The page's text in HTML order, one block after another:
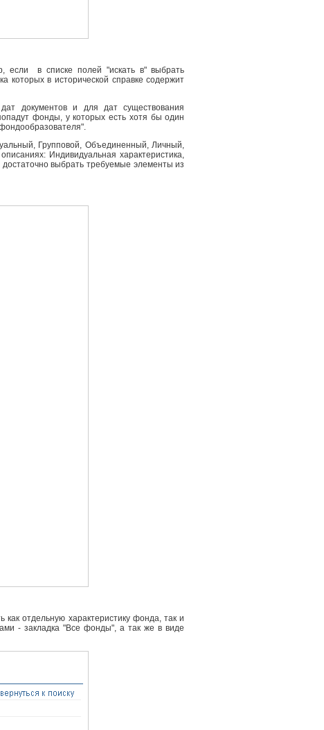
если в списке полей "искать в" выбрать
которых в исторической справке содержит
документов и для дат существования
фонды, у которых есть хотя бы один
Групповой, Объединенный, Личный,
Индивидуальная характеристика,
выбрать требуемые элементы из
отдельную характеристику фонда, так и
- закладка "Все фонды", а так же в виде